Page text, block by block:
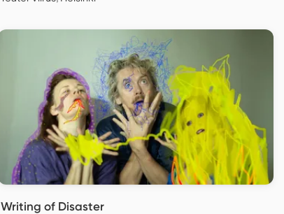
Writing of Disaster